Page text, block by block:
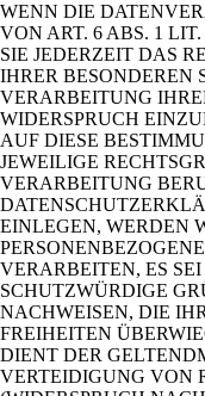
WENN DIE
VON ART. 6 ABS. 1
SIE JEDERZEIT DAS
IHRER BESONDEREN
VERARBEITUNG
WIDERSPRUCH
AUF DIESE
JEWEILIGE
VERARBEITUNG
EINLEGEN, WERDEN
VERARBEITEN, ES
SCHUTZWÜRDIGE
NACHWEISEN, DIE
FREIHEITEN
DIENT DER
VERTEIDIGUNG VON